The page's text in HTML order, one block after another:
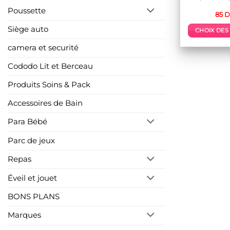
Poussette
Siège auto
camera et securité
Cododo Lit et Berceau
Produits Soins & Pack
Accessoires de Bain
Para Bébé
Parc de jeux
Repas
Éveil et jouet
BONS PLANS
Marques
85
CHOIX DES